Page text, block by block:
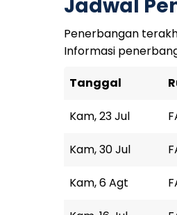
Jadwal
Penerbangan
Informasi
Tanggal
Kam, 23 Jul
Kam, 30 Jul
Kam, 6 Agt